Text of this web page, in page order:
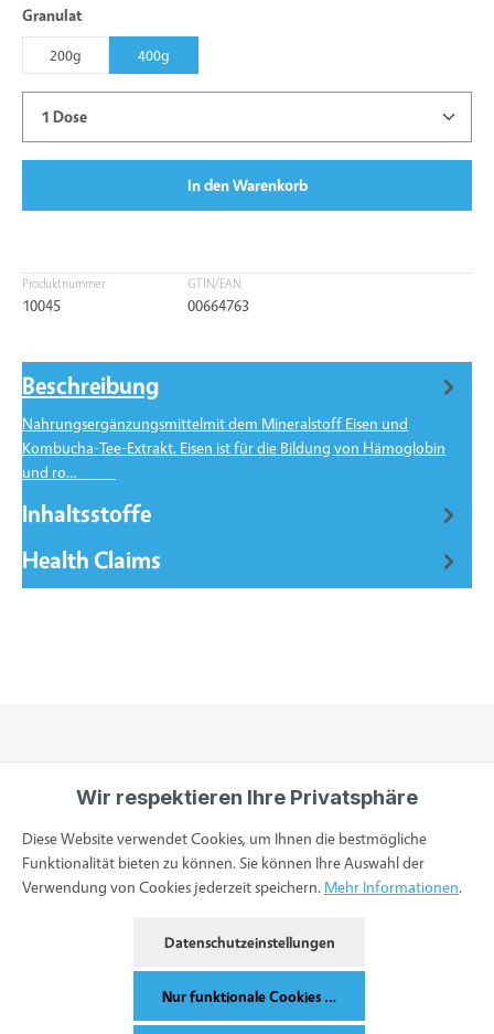
Granulatauswählen
200g 400g
Produkt Anzahl: Gib den gewünschten Wert ein oder
In den Warenkorb
Produktnummer:
10045
GTIN/EAN:
00664763
Beschreibung
Nahrungsergänzungsmittelmit dem Mineralstoff Eisen und
Kombucha-Tee-Extrakt. Eisen ist für die Bildung von Hämoglobin
und ro…
Inhaltsstoffe
Health Claims
Informationen
Wir respektieren Ihre Privatsphäre
Diese Website verwendet Cookies, um Ihnen die bestmögliche
Funktionalität bieten zu können. Sie können Ihre Auswahl der
Verwendung von Cookies jederzeit speichern. Mehr Informationen.
Datenschutzeinstellungen
Nur funktionale Cookies akzeptieren